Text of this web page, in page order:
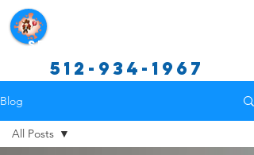
Servicios de limpieza de
512-934-1967
Blog
All Posts